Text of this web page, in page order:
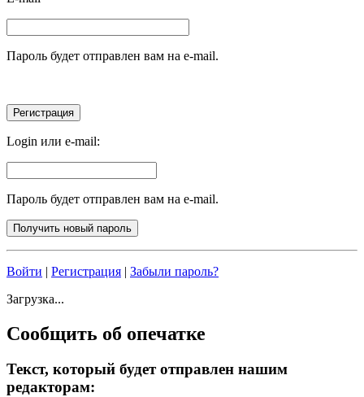
Пароль будет отправлен вам на e-mail.
Login или e-mail:
Пароль будет отправлен вам на e-mail.
Войти | Регистрация | Забыли пароль?
Загрузка...
Сообщить об опечатке
Текст, который будет отправлен нашим
редакторам: